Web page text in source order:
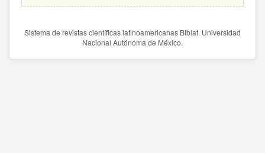
Sistema de revistas científicas latinoamericanas Biblat. Universidad
Nacional Autónoma de México.